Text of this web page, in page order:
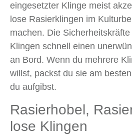
eingesetzter Klinge meist
lose Rasierklingen im
machen. Die
Klingen schnell einen
an Bord. Wenn du mehrere
willst, packst du sie am
du aufgibst.
Rasierhobel,
lose Klingen